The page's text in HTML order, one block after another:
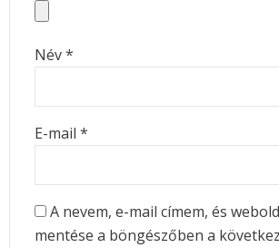
Név*
E-mail *
A nevem, e-mail címem, és
mentése a böngészőben a